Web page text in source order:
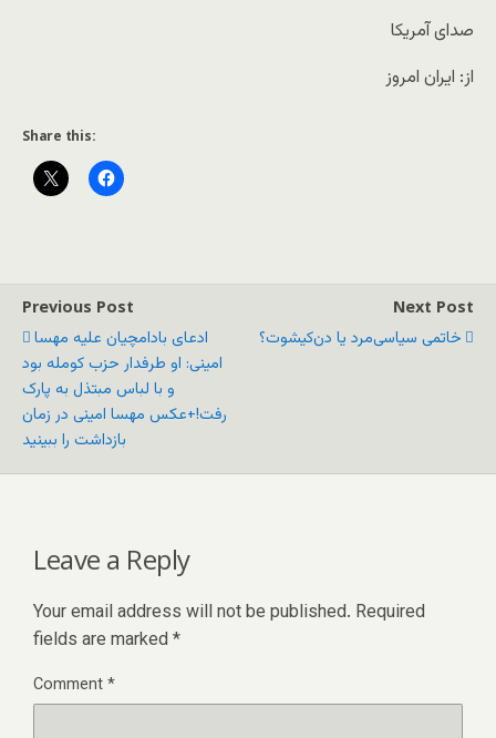
صدای آمریکا
از: ایران امروز
Share this:
Previous Post
ادعای بادامچیان علیه مهسا
امینی: او طرفدار حزب کومله بود
و با لباس مبتذل به پارک
رفت!+عکس مهسا امینی در زمان
بازداشت را ببینید
Next Post
خاتمی سیاسی‌مرد یا دن‌کیشوت؟
Leave a Reply
Your email address will not be published. Required
fields are marked *
Comment*